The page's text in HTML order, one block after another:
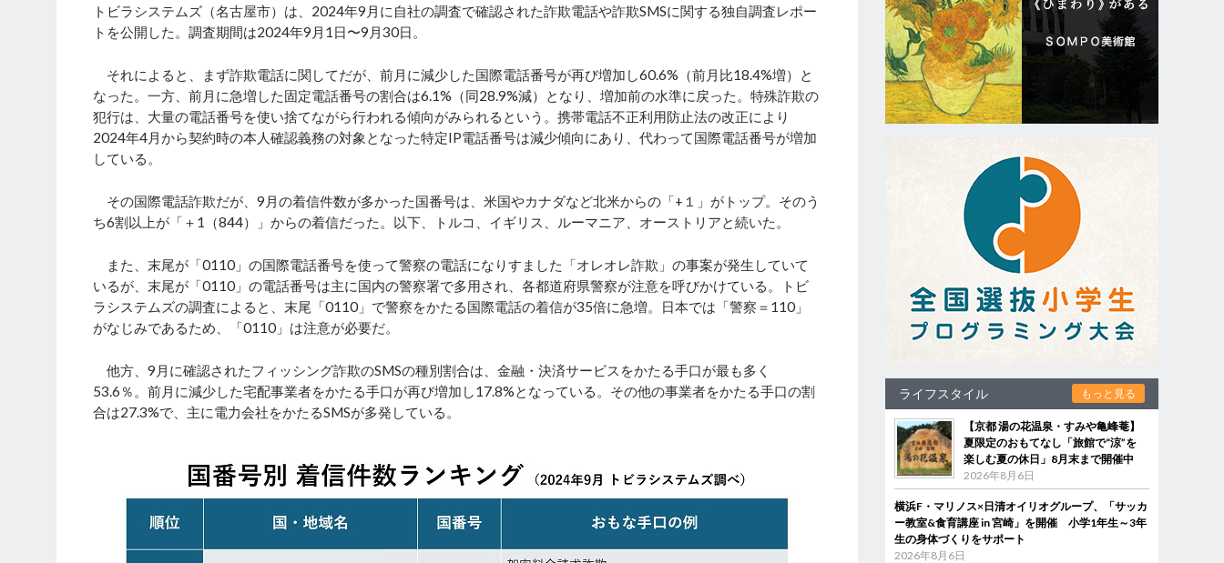
トビラシステムズ（名古屋市）は、2024年9月に自社の調査で確認された詐欺電話や詐欺SMSに関する独自調査レポー
トを公開した。調査期間は2024年9月1日〜9月30日。
それによると、まず詐欺電話に関してだが、前月に減少した国際電話番号が再び増加し60.6%（前月比18.4%増）と
なった。一方、前月に急増した固定電話番号の割合は6.1%（同28.9%減）となり、増加前の水準に戻った。特殊詐欺の
犯行は、大量の電話番号を使い捨てながら行われる傾向がみられるという。携帯電話不正利用防止法の改正により
2024年4月から契約時の本人確認義務の対象となった特定IP電話番号は減少傾向にあり、代わって国際電話番号が増加
している。
その国際電話詐欺だが、9月の着信件数が多かった国番号は、米国やカナダなど北米からの「+１」がトップ。そのう
ち6割以上が「＋1（844）」からの着信だった。以下、トルコ、イギリス、ルーマニア、オーストリアと続いた。
また、末尾が「0110」の国際電話番号を使って警察の電話になりすました「オレオレ詐欺」の事案が発生していて
いるが、末尾が「0110」の電話番号は主に国内の警察署で多用され、各都道府県警察が注意を呼びかけている。トビ
ラシステムズの調査によると、末尾「0110」で警察をかたる国際電話の着信が35倍に急増。日本では「警察＝110」
がなじみであるため、「0110」は注意が必要だ。
他方、9月に確認されたフィッシング詐欺のSMSの種別割合は、金融・決済サービスをかたる手口が最も多く
53.6％。前月に減少した宅配事業者をかたる手口が再び増加し17.8%となっている。その他の事業者をかたる手口の割
合は27.3%で、主に電力会社をかたるSMSが多発している。
ライフスタイル もっと見る
【京都 湯の花温泉・すみや亀峰菴】
夏限定のおもてなし「旅館で“涼”を
楽しむ夏の休日」8月末まで開催中
2026年8月6日
横浜F・マリノス×日清オイリオグループ、「サッカ
ー教室&食育講座 in 宮崎」を開催 小学1年生～3年
生の身体づくりをサポート
2026年8月6日